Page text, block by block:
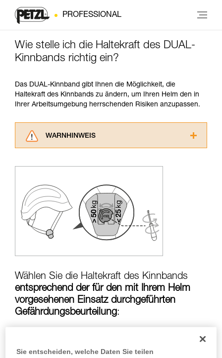
PROFESSIONAL
Wie stelle ich die Haltekraft des DUAL-
Kinnbands richtig ein?
Das DUAL-Kinnband gibt Ihnen die Möglichkeit, die
Haltekraft des Kinnbands zu ändern, um Ihren Helm den in
Ihrer Arbeitsumgebung herrschenden Risiken anzupassen.
WARNHINWEIS
ziehen. Um diese Zusatzinformationen
verstehen zu können, müssen Sie zuerst die in
der Gebrauchsanweisung enthaltenen
Informationen richtig verstanden haben.
Die Beherrschung dieser Techniken setzt eine
entsprechende Ausbildung und ein spezielles
Sie ihn eigenständig durchführen.
Wir geben Beispiele für die mit Ihrer Aktivität
verbundenen Techniken. Möglicherweise gibt es
noch andere Techniken, die hier nicht
beschrieben werden.
Wählen Sie die Haltekraft des Kinnbands
entsprechend der für den mit Ihrem Helm
vorgesehenen Einsatz durchgeführten
Gefährdungsbeurteilung:
Risiko, dass der Helm bei einem Sturz vom
Sie entscheiden, welche Daten Sie teilen